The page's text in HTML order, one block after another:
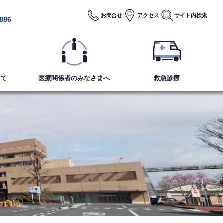
お問合せ アクセス サイト内検索
医療関係者のみなさまへ 救急診療